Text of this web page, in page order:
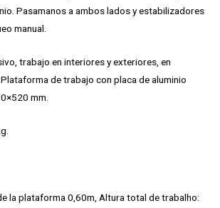
Pasamanos a ambos lados y estabilizadores
manual.
trabajo en interiores y exteriores, en
de trabajo con placa de aluminio
mm.
la plataforma 0,60m, Altura total de trabalho: